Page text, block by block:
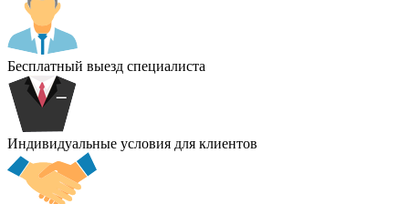
Бесплатный выезд специалиста
Индивидуальные условия для клиентов